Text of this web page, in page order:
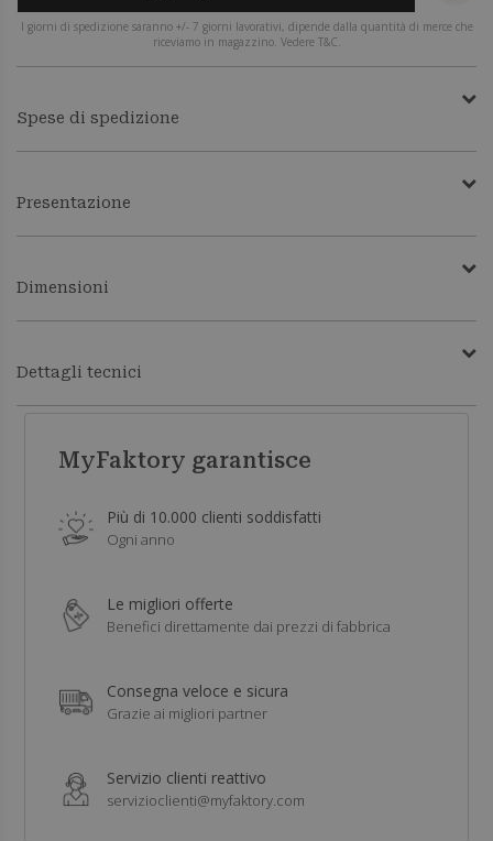
I giorni di spedizione saranno +/- 7 giorni lavorativi, dipende dalla quantità di merce che
riceviamo in magazzino. Vedere T&C.
Spese di spedizione
Presentazione
Dimensioni
Dettagli tecnici
MyFaktory garantisce
Più di 10.000 clienti soddisfatti
Ogni anno
Le migliori offerte
Benefici direttamente dai prezzi di fabbrica
Consegna veloce e sicura
Grazie ai migliori partner
Servizio clienti reattivo
servizioclienti@myfaktory.com